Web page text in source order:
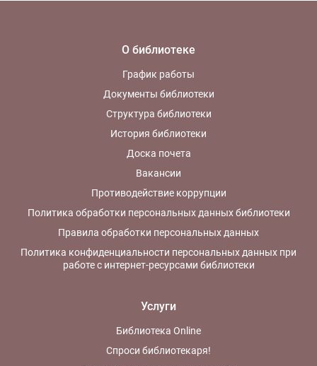
О библиотеке
График работы
Документы библиотеки
Структура библиотеки
История библиотеки
Доска почета
Вакансии
Противодействие коррупции
Политика обработки персональных данных библиотеки
Правила обработки персональных данных
Политика конфиденциальности персональных данных при
работе с интернет-ресурсами библиотеки
Услуги
Библиотека Online
Спроси библиотекаря!